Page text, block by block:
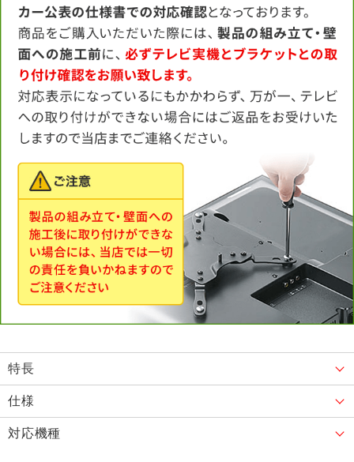
特長
仕様
対応機種